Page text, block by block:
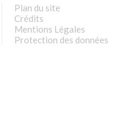
Plan du site
Crédits
Mentions Légales
Protection des données